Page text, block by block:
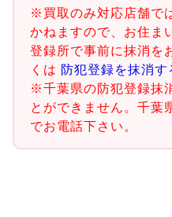
※買取のみ対応店舗で
かねますので、お住ま
登録所で事前に抹消を
くは 防犯登録を抹消す
※千葉県の防犯登録抹
とができません。千葉
でお電話下さい。